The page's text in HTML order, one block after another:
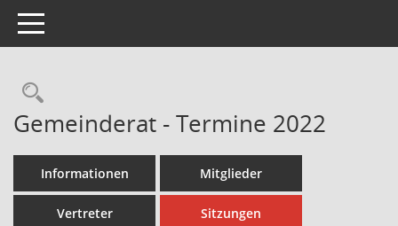
Toggle navigation
Rechercheauswahl
Gemeinderat - Termine 2022
Informationen Mitglieder
Vertreter Sitzungen